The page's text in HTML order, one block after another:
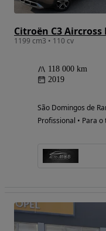
1199 cm3 • 110 cv
118 000 km
2019
São Domingos de
Profissional • Para o